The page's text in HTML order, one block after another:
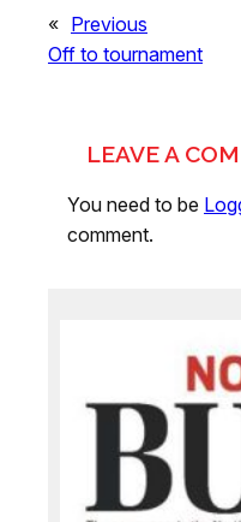
« Previous
Off to tournament
LEAVE A
You need to be
comment.